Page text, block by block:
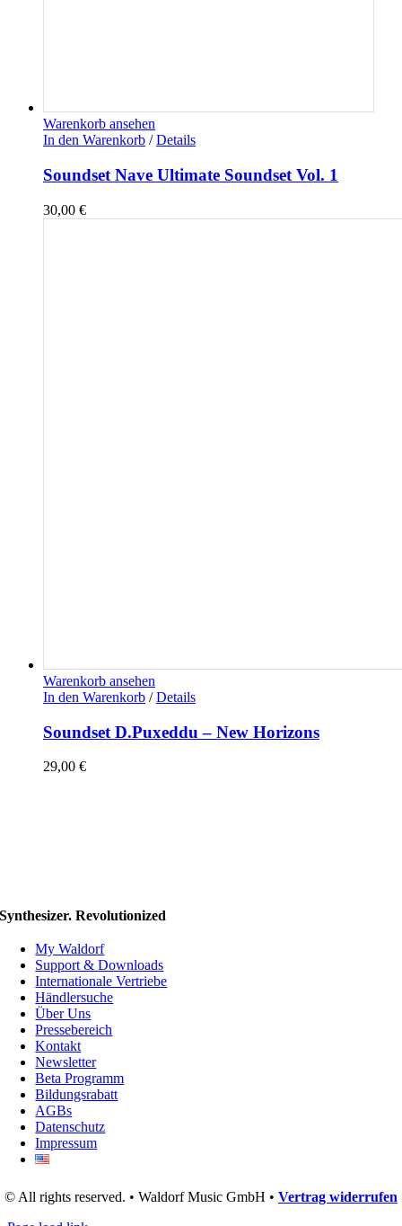
Warenkorb ansehen
In den Warenkorb / Details
Soundset Nave Ultimate Soundset Vol. 1
30,00 €
Warenkorb ansehen
In den Warenkorb / Details
Soundset D.Puxeddu – New Horizons
29,00 €
Synthesizer. Revolutionized
My Waldorf
Support & Downloads
Internationale Vertriebe
Händlersuche
Über Uns
Pressebereich
Kontakt
Newsletter
Beta Programm
Bildungsrabatt
AGBs
Datenschutz
Impressum
© All rights reserved. • Waldorf Music GmbH • Vertrag widerrufen